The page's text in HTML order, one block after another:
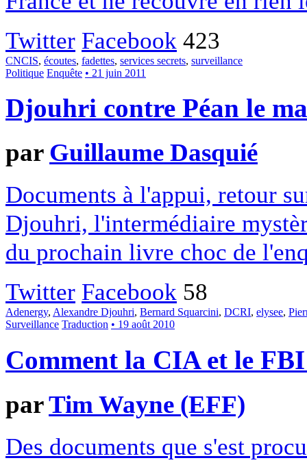
Twitter Facebook 423
CNCIS, écoutes, fadettes, services secrets, surveillance
Politique Enquête • 21 juin 2011
Djouhri contre Péan le
par Guillaume Dasquié
Documents à l'appui, retour
Djouhri, l'intermédiaire
du prochain livre choc de
Twitter Facebook 58
Adenergy, Alexandre Djouhri, Bernard Squarcini, DCRI, elysee,
Surveillance Traduction • 19 août 2010
Comment la CIA et le
parTim Wayne (EFF)
Des documents que s'est